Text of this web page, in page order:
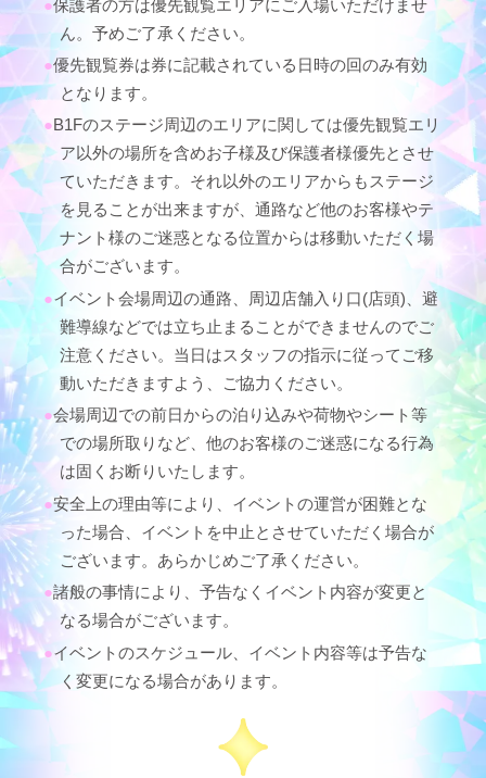
保護者の方は優先観覧エリアにご入場いただけませ
ん。予めご了承ください。
優先観覧券は券に記載されている日時の回のみ有効
となります。
B1Fのステージ周辺のエリアに関しては優先観覧エリ
ア以外の場所を含めお子様及び保護者様優先とさせ
ていただきます。それ以外のエリアからもステージ
を見ることが出来ますが、通路など他のお客様やテ
ナント様のご迷惑となる位置からは移動いただく場
合がございます。
イベント会場周辺の通路、周辺店舗入り口(店頭)、避
難導線などでは立ち止まることができませんのでご
注意ください。当日はスタッフの指示に従ってご移
動いただきますよう、ご協力ください。
会場周辺での前日からの泊り込みや荷物やシート等
での場所取りなど、他のお客様のご迷惑になる行為
は固くお断りいたします。
安全上の理由等により、イベントの運営が困難とな
った場合、イベントを中止とさせていただく場合が
ございます。あらかじめご了承ください。
諸般の事情により、予告なくイベント内容が変更と
なる場合がございます。
イベントのスケジュール、イベント内容等は予告な
く変更になる場合があります。